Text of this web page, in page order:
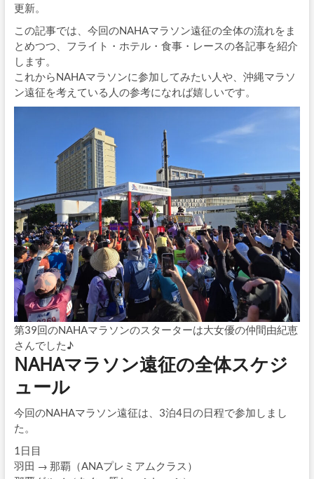
更新。
この記事では、今回のNAHAマラソン遠征の全体の流れをま
とめつつ、フライト・ホテル・食事・レースの各記事を紹介
します。
これからNAHAマラソンに参加してみたい人や、沖縄マラソ
ン遠征を考えている人の参考になれば嬉しいです。
第39回のNAHAマラソンのスターターは大女優の仲間由紀恵
さんでした♪
NAHAマラソン遠征の全体スケジ
ュール
今回のNAHAマラソン遠征は、3泊4日の日程で参加しまし
た。
1日目
羽田 → 那覇（ANAプレミアムクラス）